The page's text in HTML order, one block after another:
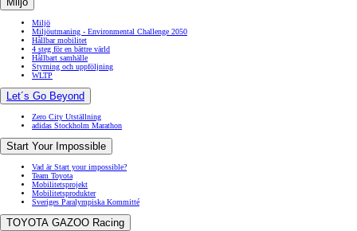
Toyota Relax
Finansiering
Bilförsäkring
Uppkopplade tjänster
Boka service
Om Toyota
Om Toyota
Företaget
Om Toyota
The Toyota Way
Historia
Ansvar
Press(Opens in new window)
Kontakta Toyota Sweden AB
Covid-19
KINTO Share
Bilsäkerhet
Bilägande